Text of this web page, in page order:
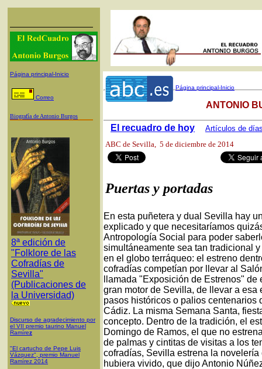
Página principal-Inicio
Correo
Biografía de Antonio Burgos
8ª edición de
"Folklore de las
Cofradías de
Sevilla"
(Publicaciones de
la Universidad)
Discurso de agradecimiento por
el VII premio taurino Manuel
Ramírez
"El cartucho de Pepe Luis
Vázquez", premio Manuel
Ramírez 2014
Página principal-Inicio
El recuadro de hoy Artículos de
ANTONIO
ABC de Sevilla, 5 de diciembre de
Puertas y portadas
En esta puñetera y dual Sevilla hay
explicado y que necesitaríamos
Antropología Social para poder
simultáneamente sea tan tradicional
en el globo terráqueo: el estreno
cofradías competían por llevar al
llamada "Exposición de Estrenos"
gran motor de Sevilla, de llevar a
pasos históricos o palios centenarios
Cádiz. La misma Semana Santa,
concepto. Dentro de la tradición, el
Domingo de Ramos, el que no
de palmas y cintitas de visitas a los
cofradías, Sevilla estrena la
hubiera vivido, que dijo Antonio